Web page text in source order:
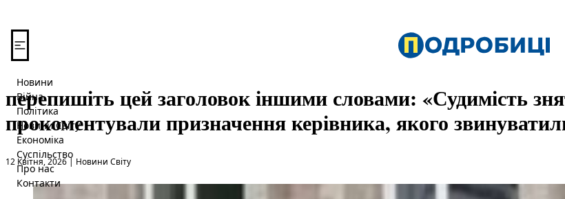
Новини
Війна
Політика
Новини Світу
Економіка
Суспільство
Про нас
Контакти
перепишіть цей заголовок іншими словами: «Судимість
прокоментували призначення керівника, якого
12 Квітня, 2026|
Опубліковано вНовини Світу